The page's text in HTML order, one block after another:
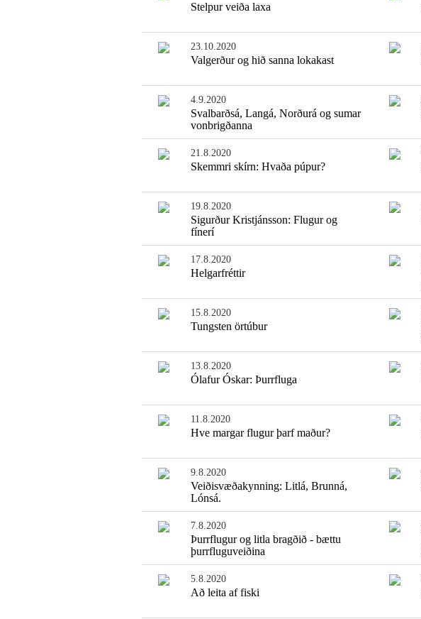
Stelpur veiða laxa
23.10.2020
Valgerður og hið sanna lokakast
4.9.2020
Svalbarðsá, Langá, Norðurá og sumar
vonbrigðanna
21.8.2020
Skemmri skírn: Hvaða púpur?
19.8.2020
Sigurður Kristjánsson: Flugur og
fínerí
17.8.2020
Helgarfréttir
15.8.2020
Tungsten örtúbur
13.8.2020
Ólafur Óskar: Þurrfluga
11.8.2020
Hve margar flugur þarf maður?
9.8.2020
Veiðisvæðakynning: Litlá, Brunná,
Lónsá.
7.8.2020
Þurrflugur og litla bragðið - bættu
þurrfluguveiðina
5.8.2020
Að leita af fiski